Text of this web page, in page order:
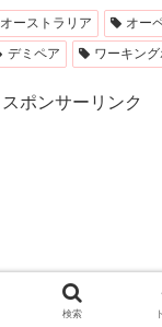
オーストラリア
オー
デミペア ワーキン
スポンサーリンク
検索